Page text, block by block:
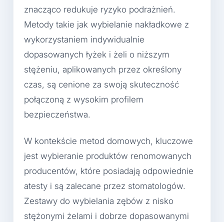
znacząco redukuje ryzyko podrażnień.
Metody takie jak wybielanie nakładkowe z
wykorzystaniem indywidualnie
dopasowanych łyżek i żeli o niższym
stężeniu, aplikowanych przez określony
czas, są cenione za swoją skuteczność
połączoną z wysokim profilem
bezpieczeństwa.
W kontekście metod domowych, kluczowe
jest wybieranie produktów renomowanych
producentów, które posiadają odpowiednie
atesty i są zalecane przez stomatologów.
Zestawy do wybielania zębów z nisko
stężonymi żelami i dobrze dopasowanymi